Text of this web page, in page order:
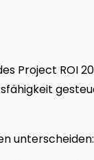
Project ROI
unterscheiden: